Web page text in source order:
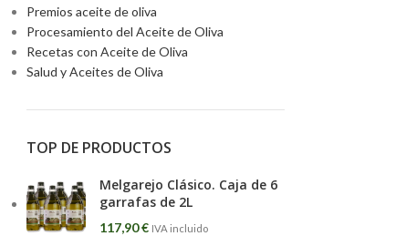
Premios aceite de oliva
Procesamiento del Aceite de Oliva
Recetas con Aceite de Oliva
Salud y Aceites de Oliva
TOP DE PRODUCTOS
Melgarejo Clásico. Caja de 6
garrafas de 2L
117,90€ IVA incluido